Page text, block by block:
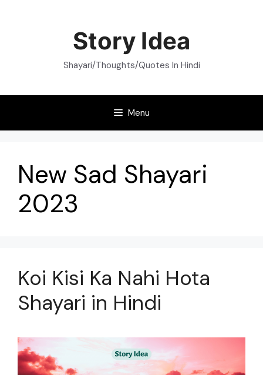
Story Idea
Shayari/Thoughts/Quotes In Hindi
Menu
New Sad Shayari
2023
Koi Kisi Ka Nahi Hota
Shayari in Hindi